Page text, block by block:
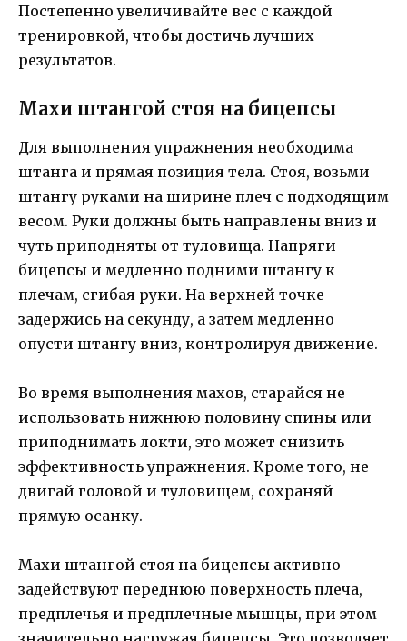
Постепенно увеличивайте вес с каждой
тренировкой, чтобы достичь лучших
результатов.
Махи штангой стоя на бицепсы
Для выполнения упражнения необходима
штанга и прямая позиция тела. Стоя, возьми
штангу руками на ширине плеч с подходящим
весом. Руки должны быть направлены вниз и
чуть приподняты от туловища. Напряги
бицепсы и медленно подними штангу к
плечам, сгибая руки. На верхней точке
задержись на секунду, а затем медленно
опусти штангу вниз, контролируя движение.
Во время выполнения махов, старайся не
использовать нижнюю половину спины или
приподнимать локти, это может снизить
эффективность упражнения. Кроме того, не
двигай головой и туловищем, сохраняй
прямую осанку.
Махи штангой стоя на бицепсы активно
задействуют переднюю поверхность плеча,
предплечья и предплечные мышцы, при этом